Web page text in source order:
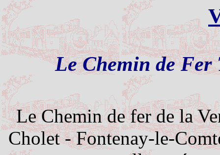
Le Chemin de Fer
Le Chemin de fer de la
Cholet - Fontenay-le-